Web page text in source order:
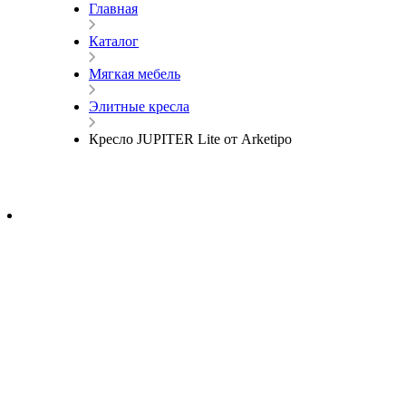
Главная
Каталог
Мягкая мебель
Элитные кресла
Кресло JUPITER Lite от Arketipo